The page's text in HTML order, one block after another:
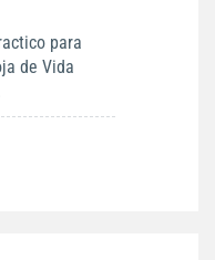
para
de Vida